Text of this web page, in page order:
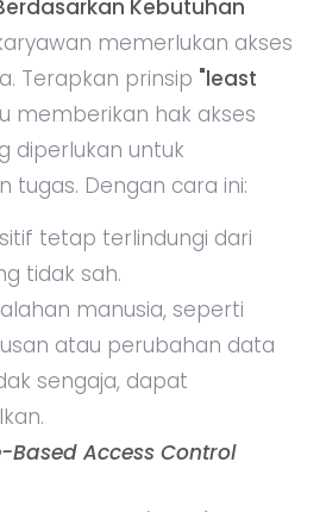
Kebutuhan
memerlukan akses
Terapkan prinsip "least
memberikan hak akses
diperlukan untuk
tugas. Dengan cara ini:
tetap terlindungi dari
tidak sah.
manusia, seperti
atau perubahan data
sengaja, dapat
Based Access Control